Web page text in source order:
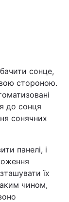
сонце,
стороною.
до сонця
сонячних
панелі, і
їх
чином,